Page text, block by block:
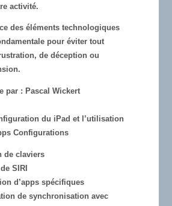
activité.
des éléments technologiques
pour éviter tout
de déception ou
par : Pascal Wickert
du iPad et l’utilisation
Configurations
de claviers
SIRI
d’apps spécifiques
de synchronisation avec